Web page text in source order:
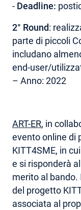
- Deadline:
2° Round:
parte di piccoli
includano
end-user/
– Anno: 2022
ART-ER, in
evento online di
KITT4SME, in
e si risponderà
merito al bando.
del progetto
associata al